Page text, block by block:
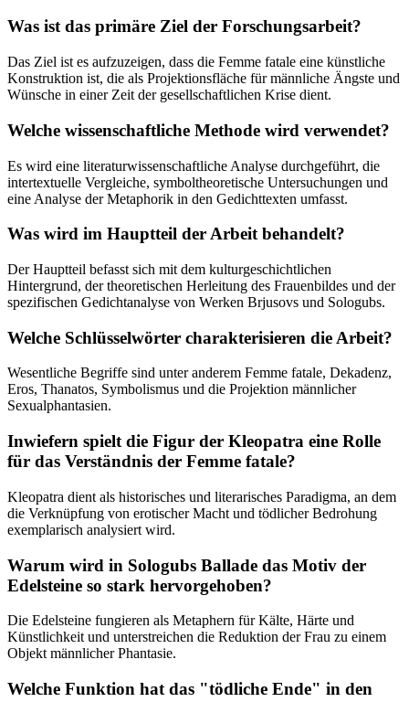
Was ist das primäre Ziel der Forschungsarbeit?
Das Ziel ist es aufzuzeigen, dass die Femme fatale eine künstliche
Konstruktion ist, die als Projektionsfläche für männliche Ängste und
Wünsche in einer Zeit der gesellschaftlichen Krise dient.
Welche wissenschaftliche Methode wird verwendet?
Es wird eine literaturwissenschaftliche Analyse durchgeführt, die
intertextuelle Vergleiche, symboltheoretische Untersuchungen und
eine Analyse der Metaphorik in den Gedichttexten umfasst.
Was wird im Hauptteil der Arbeit behandelt?
Der Hauptteil befasst sich mit dem kulturgeschichtlichen
Hintergrund, der theoretischen Herleitung des Frauenbildes und der
spezifischen Gedichtanalyse von Werken Brjusovs und Sologubs.
Welche Schlüsselwörter charakterisieren die Arbeit?
Wesentliche Begriffe sind unter anderem Femme fatale, Dekadenz,
Eros, Thanatos, Symbolismus und die Projektion männlicher
Sexualphantasien.
Inwiefern spielt die Figur der Kleopatra eine Rolle
für das Verständnis der Femme fatale?
Kleopatra dient als historisches und literarisches Paradigma, an dem
die Verknüpfung von erotischer Macht und tödlicher Bedrohung
exemplarisch analysiert wird.
Warum wird in Sologubs Ballade das Motiv der
Edelsteine so stark hervorgehoben?
Die Edelsteine fungieren als Metaphern für Kälte, Härte und
Künstlichkeit und unterstreichen die Reduktion der Frau zu einem
Objekt männlicher Phantasie.
Welche Funktion hat das "tödliche Ende" in den